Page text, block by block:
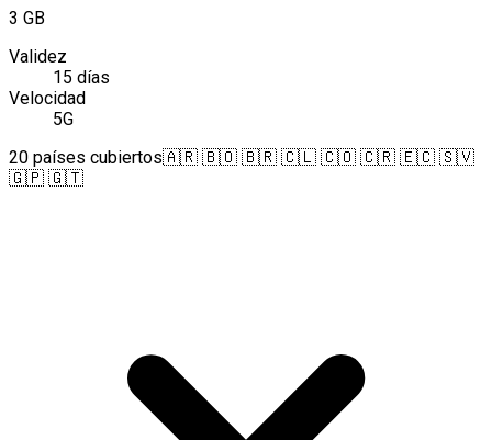
3 GB
Validez
15 días
Velocidad
5G
20 países cubiertos🇦🇷 🇧🇴 🇧🇷 🇨🇱 🇨🇴 🇨🇷 🇪🇨 🇸🇻
🇬🇵 🇬🇹